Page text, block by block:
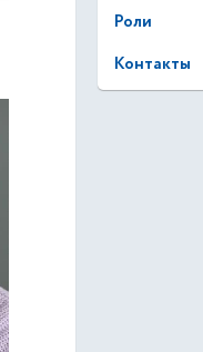
Роли
Контакты